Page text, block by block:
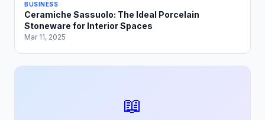
BUSINESS
Ceramiche Sassuolo: The Ideal Porcelain
Stoneware for Interior Spaces
Mar 11, 2025
📖